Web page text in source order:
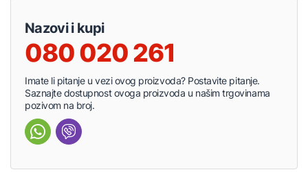
Nazovi i kupi
080 020 261
Imate li pitanje u vezi ovog proizvoda? Postavite pitanje.
Saznajte dostupnost ovoga proizvoda u našim trgovinama
pozivom na broj.